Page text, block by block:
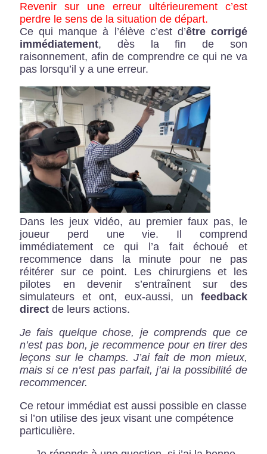
Revenir sur une erreur ultérieurement c’est
perdre le sens de la situation de départ.
Ce qui manque à l’élève c’est d’être corrigé
immédiatement, dès la fin de son
raisonnement, afin de comprendre ce qui ne va
pas lorsqu’il y a une erreur.
Dans les jeux vidéo, au premier faux pas, le
joueur perd une vie. Il comprend
immédiatement ce qui l’a fait échoué et
recommence dans la minute pour ne pas
réitérer sur ce point. Les chirurgiens et les
pilotes en devenir s’entraînent sur des
simulateurs et ont, eux-aussi, un feedback
direct de leurs actions.
Je fais quelque chose, je comprends que ce
n’est pas bon, je recommence pour en tirer des
leçons sur le champs. J’ai fait de mon mieux,
mais si ce n’est pas parfait, j’ai la possibilité de
recommencer.
Ce retour immédiat est aussi possible en classe
si l’on utilise des jeux visant une compétence
particulière.